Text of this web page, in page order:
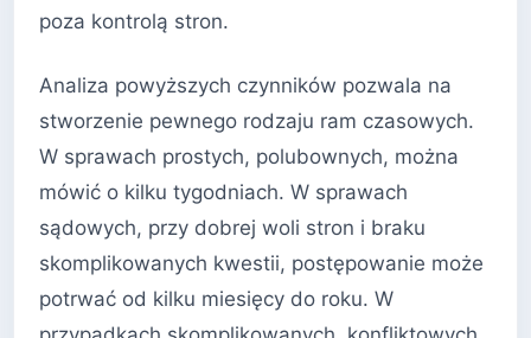
poza kontrolą stron.
Analiza powyższych czynników pozwala na
stworzenie pewnego rodzaju ram czasowych.
W sprawach prostych, polubownych, można
mówić o kilku tygodniach. W sprawach
sądowych, przy dobrej woli stron i braku
skomplikowanych kwestii, postępowanie może
potrwać od kilku miesięcy do roku. W